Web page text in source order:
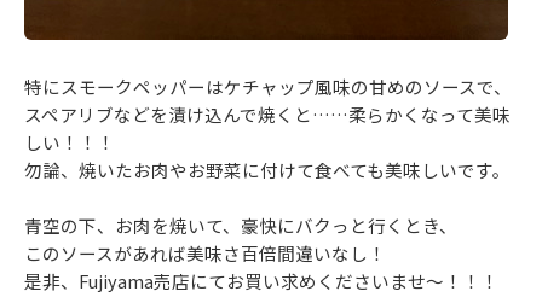
特にスモークペッパーはケチャップ風味の甘めのソースで、
スペアリブなどを漬け込んで焼くと……柔らかくなって美味
しい！！！
勿論、焼いたお肉やお野菜に付けて食べても美味しいです。
青空の下、お肉を焼いて、豪快にバクっと行くとき、
このソースがあれば美味さ百倍間違いなし！
是非、Fujiyama売店にてお買い求めくださいませ～！！！